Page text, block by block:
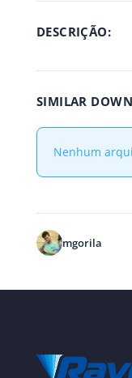
DESCRIÇÃO:
SIMILAR
Nenhum
mgorila